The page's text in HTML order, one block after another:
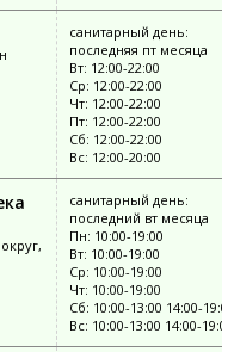
санитарный день:
последняя пт месяца
Вт: 12:00-22:00
Ср: 12:00-22:00
Чт: 12:00-22:00
Пт: 12:00-22:00
Сб: 12:00-22:00
Вс: 12:00-20:00
санитарный день:
последний вт месяца
Пн: 10:00-19:00
Вт: 10:00-19:00
Ср: 10:00-19:00
Чт: 10:00-19:00
Сб: 10:00-13:00 14:00-19:00
Вс: 10:00-13:00 14:00-19:00